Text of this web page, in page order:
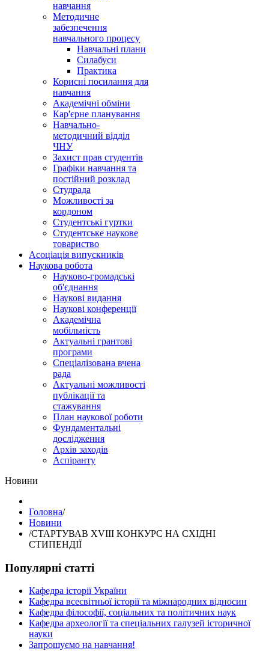
навчання
Методичне
забезпечення
навчального процесу
Навчальні плани
Силабуси
Практика
Корисні посилання для
навчання
Академічні обміни
Кар'єрне планування
Навчально-
методичний відділ
ЧНУ
Захист прав студентів
Графіки навчання та
постійний розклад
Студрада
Можливості за
кордоном
Студентські гуртки
Студентське наукове
товариство
Асоціація випускників
Наукова робота
Науково-громадські
об'єднання
Наукові видання
Наукові конференції
Академічна
мобільність
Актуальні грантові
програми
Спеціалізована вчена
рада
Актуальні можливості
публікації та
стажування
План наукової роботи
Фундаментальні
дослідження
Архів заходів
Аспіранту
Hовини
Головна/
Hовини
/СТАРТУВАВ XVIII КОНКУРС НА СХІДНІ
СТИПЕНДІЇ
Популярні статті
Кафедра історії України
Кафедра всесвітньої історії та міжнародних відносин
Кафедра філософії, соціальних та політичних наук
Кафедра археології та спеціальних галузей історичної
науки
Запрошуємо на навчання!